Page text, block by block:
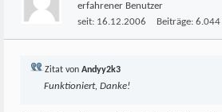
erfahrener Benutzer
seit: 16.12.2006 Beiträge: 6.044
Zitat von Andyy2k3
Funktioniert, Danke!